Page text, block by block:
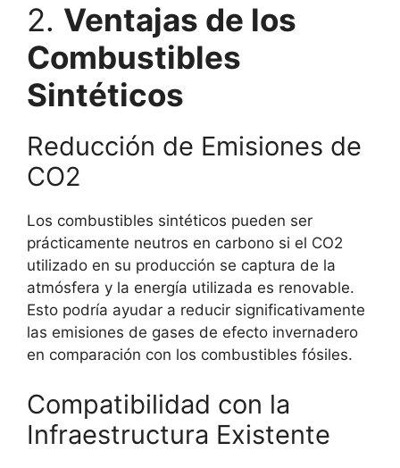
2. Ventajas de los
Combustibles
Sintéticos
Reducción de Emisiones de
CO2
Los combustibles sintéticos pueden ser
prácticamente neutros en carbono si el CO2
utilizado en su producción se captura de la
atmósfera y la energía utilizada es renovable.
Esto podría ayudar a reducir significativamente
las emisiones de gases de efecto invernadero
en comparación con los combustibles fósiles.
Compatibilidad con la
Infraestructura Existente